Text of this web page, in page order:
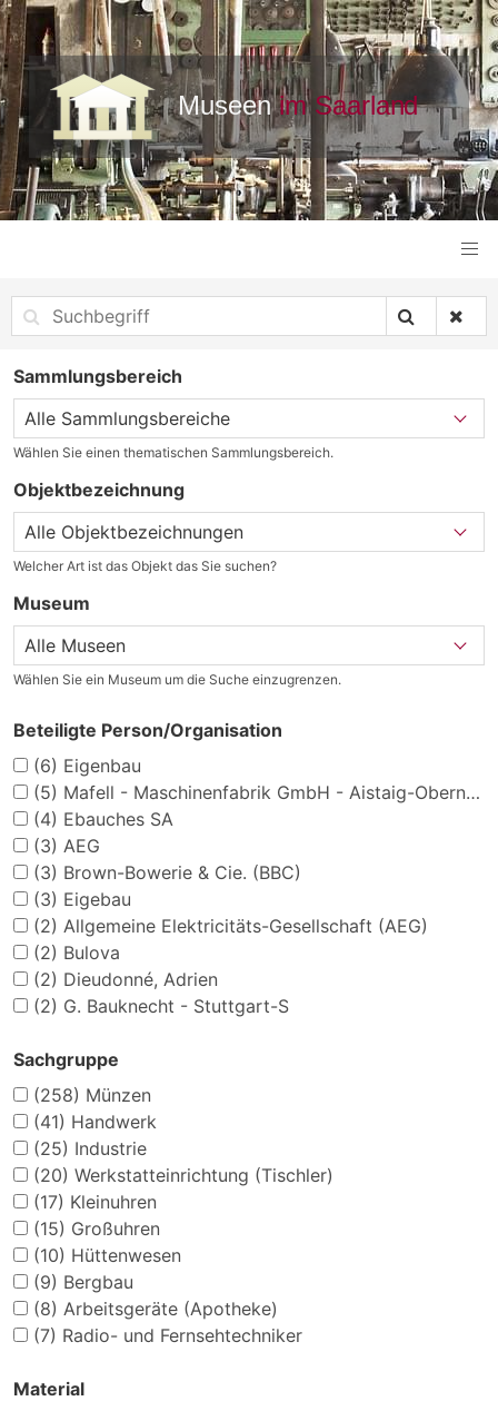
Sammlungsbereich
Wählen Sie einen thematischen Sammlungsbereich.
Objektbezeichnung
Welcher Art ist das Objekt das Sie suchen?
Museum
Wählen Sie ein Museum um die Suche einzugrenzen.
Beteiligte Person/Organisation
(6) Eigenbau
(5) Mafell - Maschinenfabrik GmbH - Aistaig-Oberndorf a.N.
(4) Ebauches SA
(3) AEG
(3) Brown-Bowerie & Cie. (BBC)
(3) Eigebau
(2) Allgemeine Elektricitäts-Gesellschaft (AEG)
(2) Bulova
(2) Dieudonné, Adrien
(2) G. Bauknecht - Stuttgart-S
Sachgruppe
(258) Münzen
(41) Handwerk
(25) Industrie
(20) Werkstatteinrichtung (Tischler)
(17) Kleinuhren
(15) Großuhren
(10) Hüttenwesen
(9) Bergbau
(8) Arbeitsgeräte (Apotheke)
(7) Radio- und Fernsehtechniker
Material